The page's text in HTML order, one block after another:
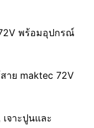
พร้อมอุปกรณ์
าย maktec 72V
เจาะปูนและ